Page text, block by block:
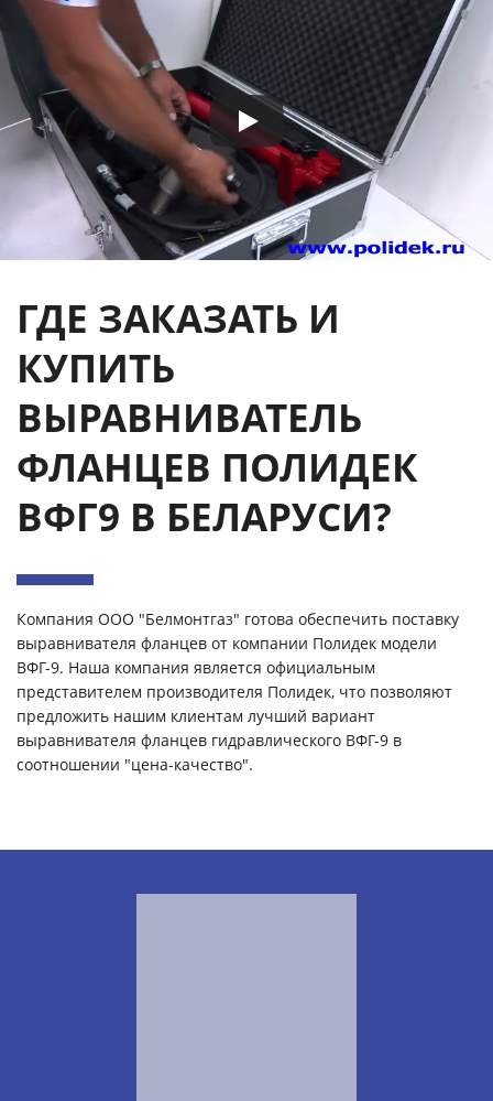
ГДЕ ЗАКАЗАТЬ И
КУПИТЬ
ВЫРАВНИВАТЕЛЬ
ФЛАНЦЕВ ПОЛИДЕК
ВФГ9 В БЕЛАРУСИ?
Компания ООО "Белмонтгаз" готова обеспечить поставку
выравнивателя фланцев от компании Полидек модели
ВФГ-9. Наша компания является официальным
представителем производителя Полидек, что позволяют
предложить нашим клиентам лучший вариант
выравнивателя фланцев гидравлического ВФГ-9 в
соотношении "цена-качество".